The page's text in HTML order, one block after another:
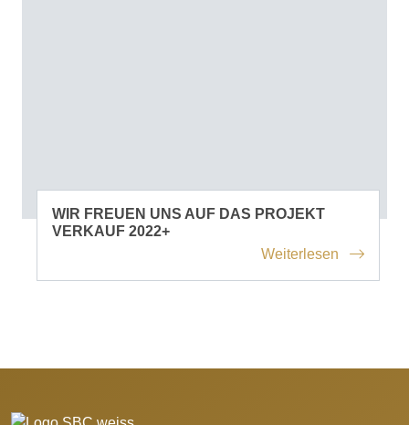
WIR FREUEN UNS AUF DAS PROJEKT
VERKAUF 2022+
Weiterlesen